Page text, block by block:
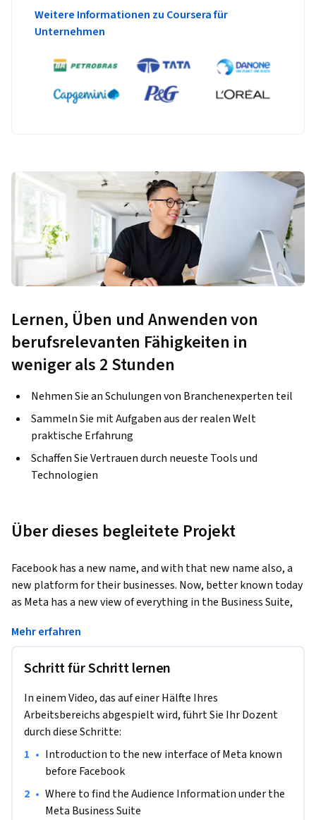
Weitere Informationen zu Coursera für
Unternehmen
Lernen, Üben und Anwenden von
berufsrelevanten Fähigkeiten in
weniger als 2 Stunden
Nehmen Sie an Schulungen von Branchenexperten teil
Sammeln Sie mit Aufgaben aus der realen Welt
praktische Erfahrung
Schaffen Sie Vertrauen durch neueste Tools und
Technologien
Über dieses begleitete Projekt
Facebook has a new name, and with that new name also, a
new platform for their businesses. Now, better known today
as Meta has a new view of everything in the Business Suite,
will show you how to find Facebook Audience Insight. This
Meta Business Suite. That will help you find the audience
affects or provides better options for your business. You will
know all the statistics, ages, countries, or cities where your
followers or buyers are registered. So in this project, you will
see all the options available to create content and ads
aimed at your audience, which points to fantastic
opportunities for your business. You will be able to see how
to create an ad aimed at the audience you want and validate
Mehr erfahren
Schritt für Schritt lernen
In einem Video, das auf einer Hälfte Ihres
Arbeitsbereichs abgespielt wird, führt Sie Ihr Dozent
durch diese Schritte:
• Introduction to the new interface of Meta known
before Facebook
• Where to find the Audience Information under the
Meta Business Suite